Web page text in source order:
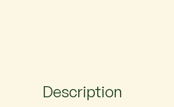
Description